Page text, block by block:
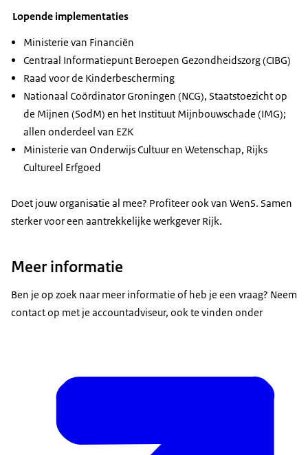
Lopende implementaties
Ministerie van Financiën
Centraal Informatiepunt Beroepen Gezondheidszorg (CIBG)
Raad voor de Kinderbescherming
Nationaal Coördinator Groningen (NCG), Staatstoezicht op
de Mijnen (SodM) en het Instituut Mijnbouwschade (IMG);
allen onderdeel van EZK
Ministerie van Onderwijs Cultuur en Wetenschap, Rijks
Cultureel Erfgoed
Doet jouw organisatie al mee? Profiteer ook van WenS. Samen
sterker voor een aantrekkelijke werkgever Rijk.
Meer informatie
Ben je op zoek naar meer informatie of heb je een vraag? Neem
contact op met je accountadviseur, ook te vinden onder